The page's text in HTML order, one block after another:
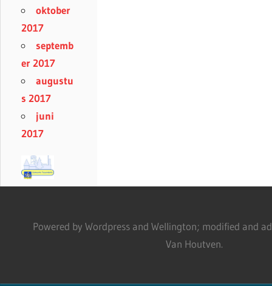
oktober
2017
septemb
er 2017
augustu
s 2017
juni
2017
Powered by Wordpress and Wellington; modified and
Van Houtven.